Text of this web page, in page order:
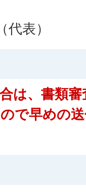
表）
は、書類
で早めの